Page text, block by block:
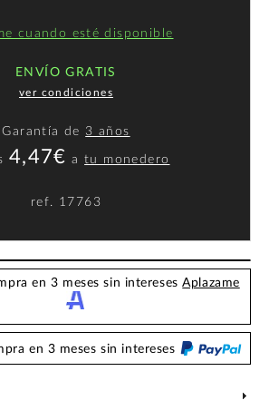
cuando esté disponible
ENVÍO GRATIS
ver condiciones
Garantía de 3 años
4,47€ atu monedero
ref. 17763
en 3 meses sin interesesAplazame
en 3 meses sin intereses